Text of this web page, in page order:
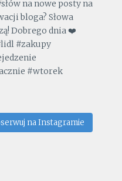
na Instagramie